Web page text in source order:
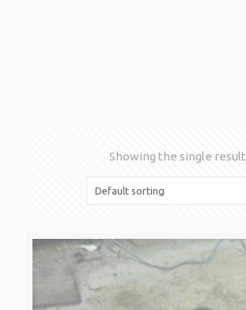
Showing the single result